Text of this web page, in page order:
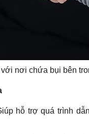
nơi chứa bụi bên
hỗ trợ quá trình